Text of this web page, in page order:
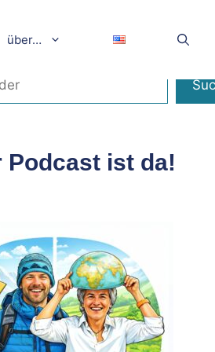
über…
Podcast ist da!